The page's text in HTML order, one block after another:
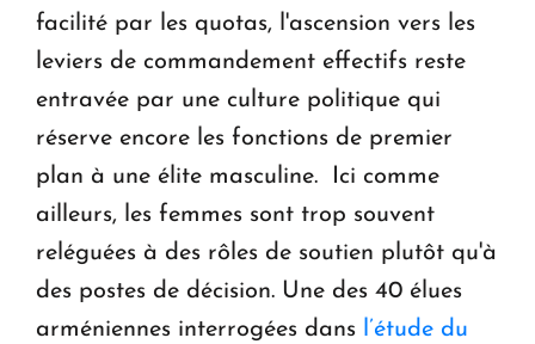
facilité par les quotas, l'ascension vers les
leviers de commandement effectifs reste
entravée par une culture politique qui
réserve encore les fonctions de premier
plan à une élite masculine. Ici comme
ailleurs, les femmes sont trop souvent
reléguées à des rôles de soutien plutôt qu'à
des postes de décision. Une des 40 élues
arméniennes interrogées dans l’étude du